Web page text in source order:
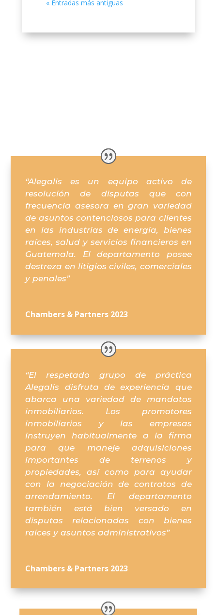
« Entradas más antiguas
“Alegalis es un equipo activo de
resolución de disputas que con
frecuencia asesora en gran variedad
de asuntos contenciosos para clientes
en las industrias de energía, bienes
raíces, salud y servicios financieros en
Guatemala. El departamento posee
destreza en litigios civiles, comerciales
y penales”
Chambers & Partners 2023
“El respetado grupo de práctica
Alegalis disfruta de experiencia que
abarca una variedad de mandatos
inmobiliarios. Los promotores
inmobiliarios y las empresas
instruyen habitualmente a la firma
para que maneje adquisiciones
importantes de terrenos y
propiedades, así como para ayudar
con la negociación de contratos de
arrendamiento. El departamento
también está bien versado en
disputas relacionadas con bienes
raíces y asuntos administrativos”
Chambers & Partners 2023